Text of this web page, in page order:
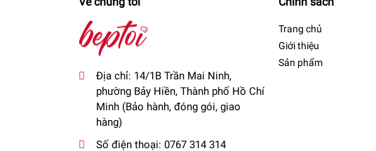
Địa chỉ: 14/1B Trần Mai Ninh,
phường Bảy Hiền, Thành phố Hồ Chí
Minh (Bảo hành, đóng gói, giao
hàng)
Số điện thoại: 0767 314 314
Trang chủ
Giới thiệu
Sản phẩm